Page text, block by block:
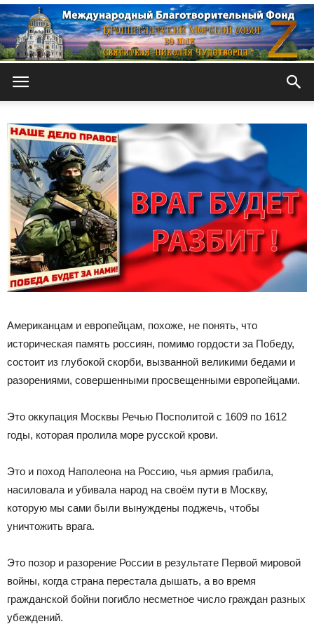
Морской
собор
Американцам и европейцам, похоже, не понять, что
историческая память россиян, помимо гордости за Победу,
состоит из глубокой скорби, вызванной великими бедами и
разорениями, совершенными просвещенными европейцами.
Это оккупация Москвы Речью Посполитой с 1609 по 1612
годы, которая пролила море русской крови.
Это и поход Наполеона на Россию, чья армия грабила,
насиловала и убивала народ на своём пути в Москву,
которую мы сами были вынуждены поджечь, чтобы
уничтожить врага.
Это позор и разорение России в результате Первой мировой
войны, когда страна перестала дышать, а во время
гражданской бойни погибло несметное число граждан разных
убеждений.